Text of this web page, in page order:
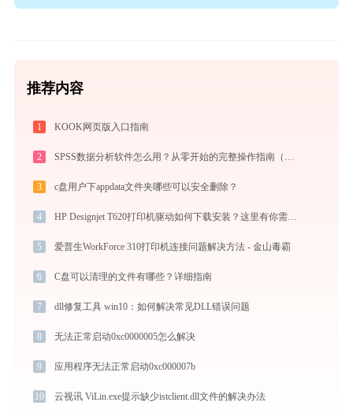
推荐内容
1 KOOK网页版入口指南
2
3 c盘用户下appdata文件夹哪些可以安全删除？
4 HP Designjet T620打印机驱动如何下载安装？这里有你需要的所有信息
5 爱普生WorkForce 310打印机连接问题解决方法 - 金山毒霸
6 C盘可以清理的文件有哪些？详细指南
7 dll修复工具 win10：如何解决常见DLL错误问题
8 无法正常启动0xc0000005怎么解决
9 应用程序无法正常启动0xc000007b
10 云视讯 ViLin.exe提示缺少istclient.dll文件的解决办法